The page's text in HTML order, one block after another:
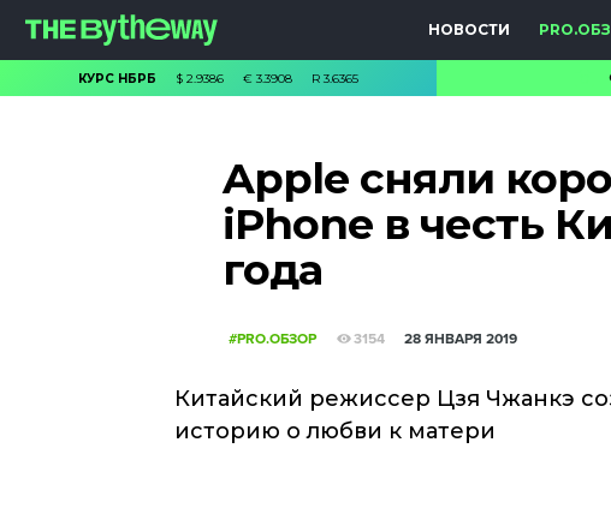
НОВОСТИ
КУРС НБРБ $2.9386 € 3.3908 R3.6365
Apple сняли
iPhone в честь
года
#PRO.ОБЗОР 3154 28 ЯНВАРЯ 2019
Китайский режиссер Цзя Чжанкэ
историю о любви к матери